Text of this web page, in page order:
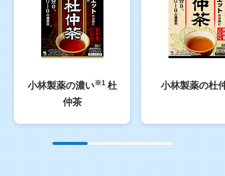
小林製薬の濃い※1 杜
仲茶
小林製薬の杜